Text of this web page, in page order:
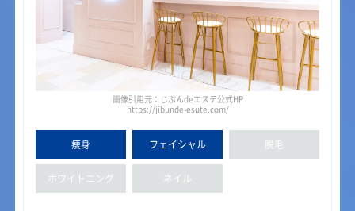
画像引用元：じぶんdeエステ公式HP
https://jibunde-esute.com/
痩身 フェイシャル 脱毛
ホワイトニング ネイル